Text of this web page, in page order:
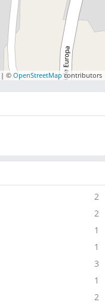
| © OpenStreetMapcontributors
2
2
1
1
3
1
2